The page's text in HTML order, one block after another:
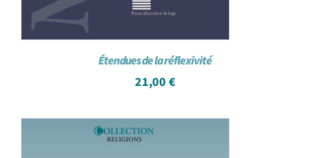
Étendues de la réflexivité
21,00 €